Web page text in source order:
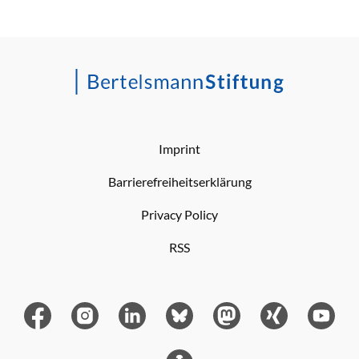
Imprint
Barrierefreiheitserklärung
Privacy Policy
RSS